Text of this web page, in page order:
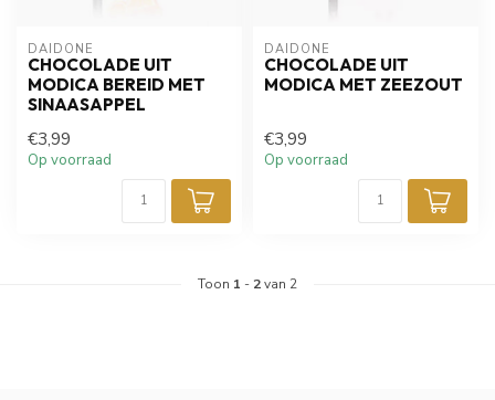
DAIDONE
CHOCOLADE UIT
MODICA BEREID MET
SINAASAPPEL
€3,99
Op voorraad
DAIDONE
CHOCOLADE UIT
MODICA MET ZEEZOUT
€3,99
Op voorraad
Toon 1 - 2van 2